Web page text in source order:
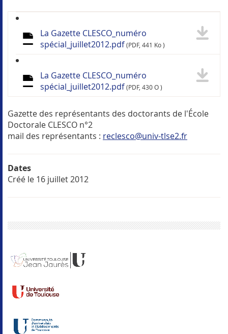
La Gazette CLESCO_numéro
spécial_juillet2012.pdf(PDF, 441 Ko )
La Gazette CLESCO_numéro
spécial_juillet2012.pdf(PDF, 430 O )
Gazette des représentants des doctorants de l'École
Doctorale CLESCO n°2
mail des représentants : reclesco@univ-tlse2.fr
Dates
Créé le 16 juillet 2012